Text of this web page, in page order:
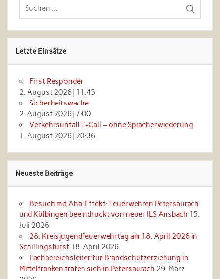
Letzte Einsätze
First Responder
2. August 2026| 11:45
Sicherheitswache
2. August 2026| 7:00
Verkehrsunfall E-Call – ohne Spracherwiederung
1. August 2026| 20:36
Neueste Beiträge
Besuch mit Aha‑Effekt: Feuerwehren Petersaurach
und Külbingen beeindruckt von neuer ILS Ansbach 15.
Juli 2026
28. Kreisjugendfeuerwehrtag am 18. April 2026 in
Schillingsfürst 18. April 2026
Fachbereichsleiter für Brandschutzerziehung in
Mittelfranken trafen sich in Petersaurach 29. März